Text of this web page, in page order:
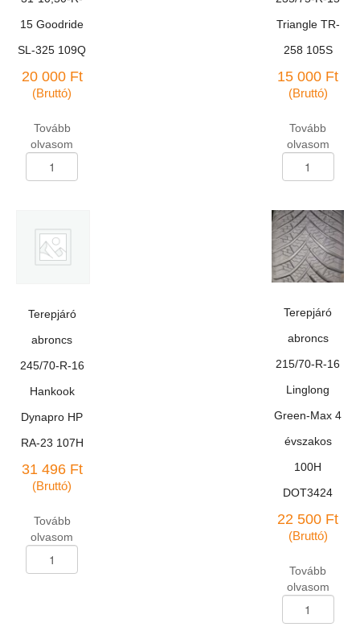
15 Goodride
SL-325 109Q
20 000 Ft
(Bruttó)
Tovább
olvasom
abroncs
Goodride
Triangle TR-
258 105S
15 000 Ft
(Bruttó)
Tovább
olvasom
abroncs
R-
15
Triangle
TR-
258
Terepjáró
abroncs
245/70-R-16
Hankook
Dynapro HP
RA-23 107H
31 496 Ft
(Bruttó)
Tovább
olvasom
Terepjáró
abroncs
Terepjáró
abroncs
215/70-R-16
Linglong
Green-Max 4
évszakos
100H
DOT3424
22 500 Ft
(Bruttó)
Tovább
olvasom
Terepjáró
abroncs